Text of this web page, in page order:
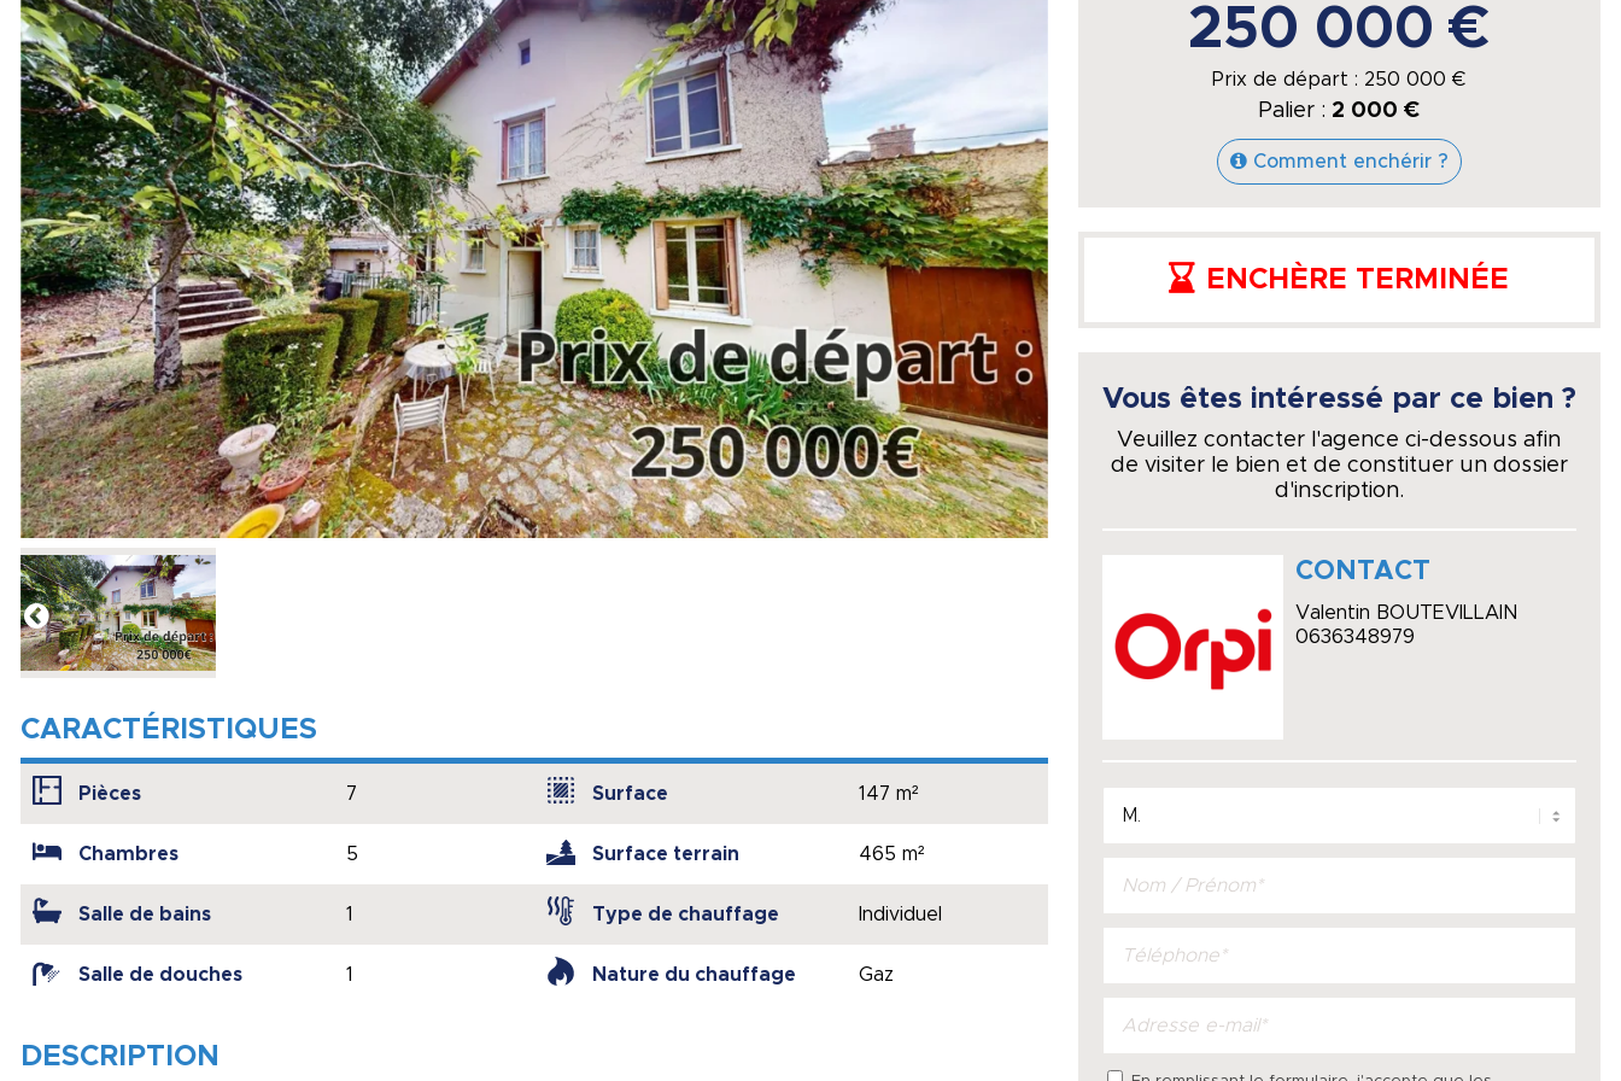
CARACTÉRISTIQUES
Pièces 7
Chambres 5
Salle de bains 1
Salle de douches 1
Surface 147 m²
Surface terrain 465 m²
Type de chauffage Individuel
Nature du chauffage Gaz
DESCRIPTION
250 000 €
Prix de départ : 250 000 €
Palier : 2 000 €
Comment enchérir ?
ENCHÈRE TERMINÉE
Vous êtes intéressé par ce bien ?
Veuillez contacter l'agence ci-dessous afin
de visiter le bien et de constituer un dossier
d'inscription.
CONTACT
Valentin BOUTEVILLAIN
0636348979